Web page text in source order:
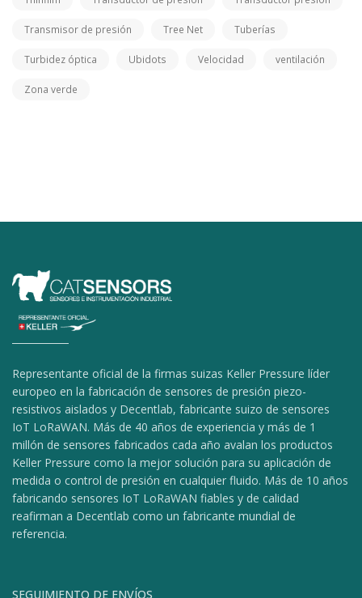
Transmisor de presión Tree Net Tuberías
Turbidez óptica Ubidots Velocidad ventilación
Zona verde
Representante oficial de la firmas suizas Keller Pressure líder
europeo en la fabricación de sensores de presión piezo-
resistivos aislados y Decentlab, fabricante suizo de sensores
IoT LoRaWAN. Más de 40 años de experiencia y más de 1
millón de sensores fabricados cada año avalan los productos
Keller Pressure como la mejor solución para su aplicación de
medida o control de presión en cualquier fluido. Más de 10 años
fabricando sensores IoT LoRaWAN fiables y de calidad
reafirman a Decentlab como un fabricante mundial de
referencia.
SEGUIMIENTO DE ENVÍOS